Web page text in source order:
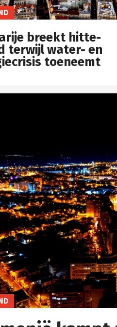
breekt hitte-
terwijl water- en
toeneemt